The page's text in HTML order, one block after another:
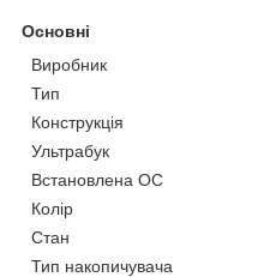
Основні
Виробник
Тип
Конструкція
Ультрабук
Встановлена ОС
Колір
Стан
Тип накопичувача